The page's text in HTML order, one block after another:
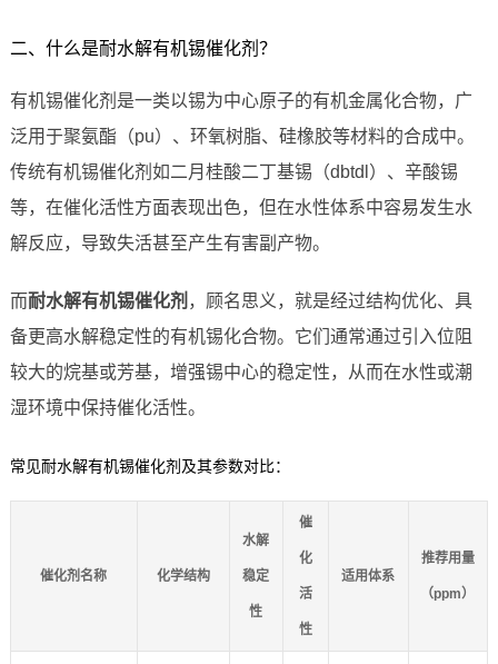
二、什么是耐水解有机锡催化剂？
有机锡催化剂是一类以锡为中心原子的有机金属化合物，广
泛用于聚氨酯（pu）、环氧树脂、硅橡胶等材料的合成中。
传统有机锡催化剂如二月桂酸二丁基锡（dbtdl）、辛酸锡
等，在催化活性方面表现出色，但在水性体系中容易发生水
解反应，导致失活甚至产生有害副产物。
而耐水解有机锡催化剂 ，顾名思义，就是经过结构优化、具
备更高水解稳定性的有机锡化合物。它们通常通过引入位阻
较大的烷基或芳基，增强锡中心的稳定性，从而在水性或潮
湿环境中保持催化活性。
常见耐水解有机锡催化剂及其参数对比：
催化剂名称 化学结构
水解
稳定
性
催
化
活
性
适用体系
推荐用量
（ppm）